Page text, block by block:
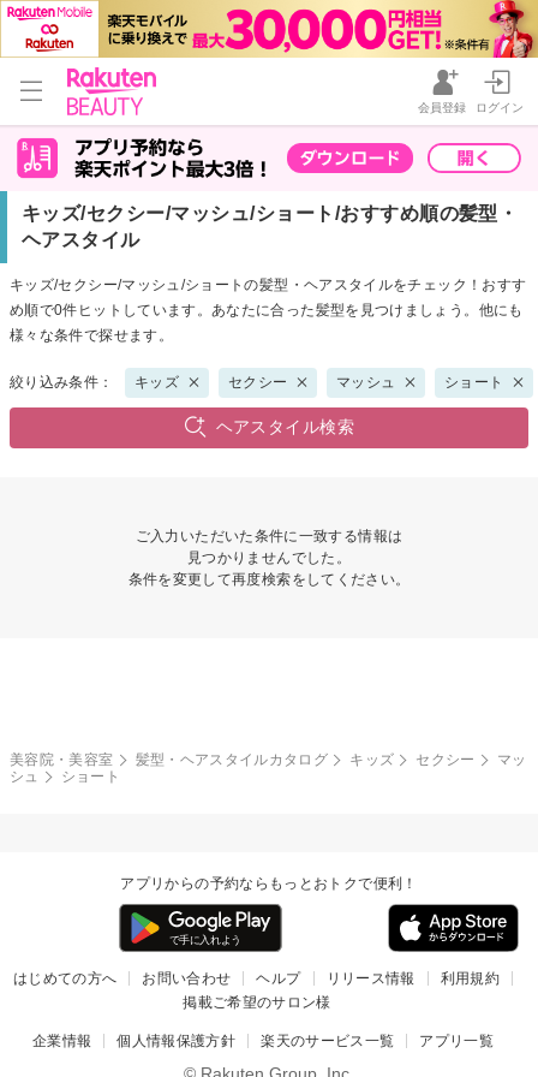
会員登録 ログイン
キッズ/セクシー/マッシュ/ショート/おすすめ順の髪型・
ヘアスタイル
キッズ/セクシー/マッシュ/ショートの髪型・ヘアスタイルをチェック！おすす
め順で0件ヒットしています。あなたに合った髪型を見つけましょう。他にも
様々な条件で探せます。
絞り込み条件： キッズ セクシー マッシュ ショート
ヘアスタイル検索
ご入力いただいた条件に一致する情報は
見つかりませんでした。
条件を変更して再度検索をしてください。
美容院・美容室 髪型・ヘアスタイルカタログ キッズ セクシー
マッ
シュ
ショート
アプリからの予約ならもっとおトクで便利！
はじめての方へ お問い合わせ ヘルプ リリース情報
利用規約
掲載ご希望のサロン様
企業情報 個人情報保護方針 楽天のサービス一覧 アプリ一覧